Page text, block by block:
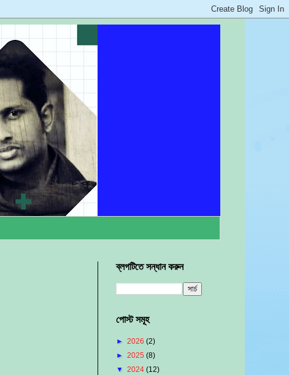
ব্লগটিতে সন্ধান করুন
পোস্ট সমূহ
► 2026 (2)
► 2025 (8)
▼ 2024 (12)